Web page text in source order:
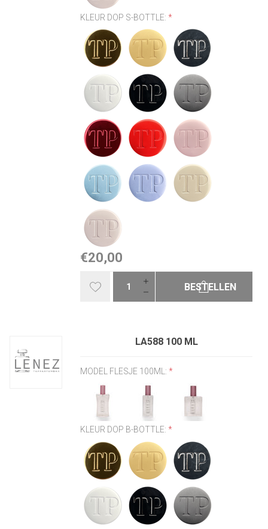
KLEUR DOP S-BOTTLE:*
€20,00
BESTELLEN
LA588 100 ML
MODEL FLESJE 100ML:*
KLEUR DOP B-BOTTLE:*